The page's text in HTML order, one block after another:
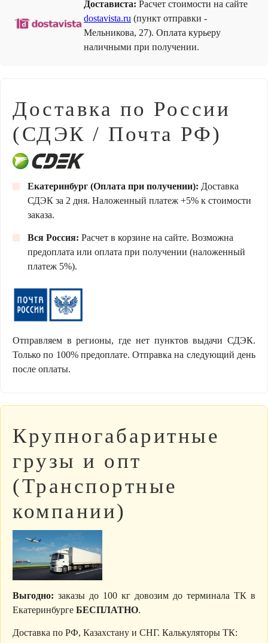
Достависта: Расчет стоимости на сайте
dostavista.ru (пункт отправки -
Мельникова, 27). Оплата курьеру
наличными при получении.
Доставка по России
(СДЭК / Почта РФ)
Екатеринбург (Оплата при получении): Доставка
СДЭК за 2 дня. Наложенный платеж +5% к стоимости
заказа.
Вся Россия: Расчет в корзине на сайте. Возможна
предоплата или оплата при получении (наложенный
платеж 5%).
Отправляем в регионы, где нет пунктов выдачи СДЭК.
Только по 100% предоплате. Отправка на следующий день
после оплаты.
Крупногабаритные
грузы и опт
(Транспортные
компании)
Выгодно: заказы до 100 кг довозим до терминала ТК в
Екатеринбурге БЕСПЛАТНО.
Доставка по РФ, Казахстану и СНГ. Калькуляторы ТК: